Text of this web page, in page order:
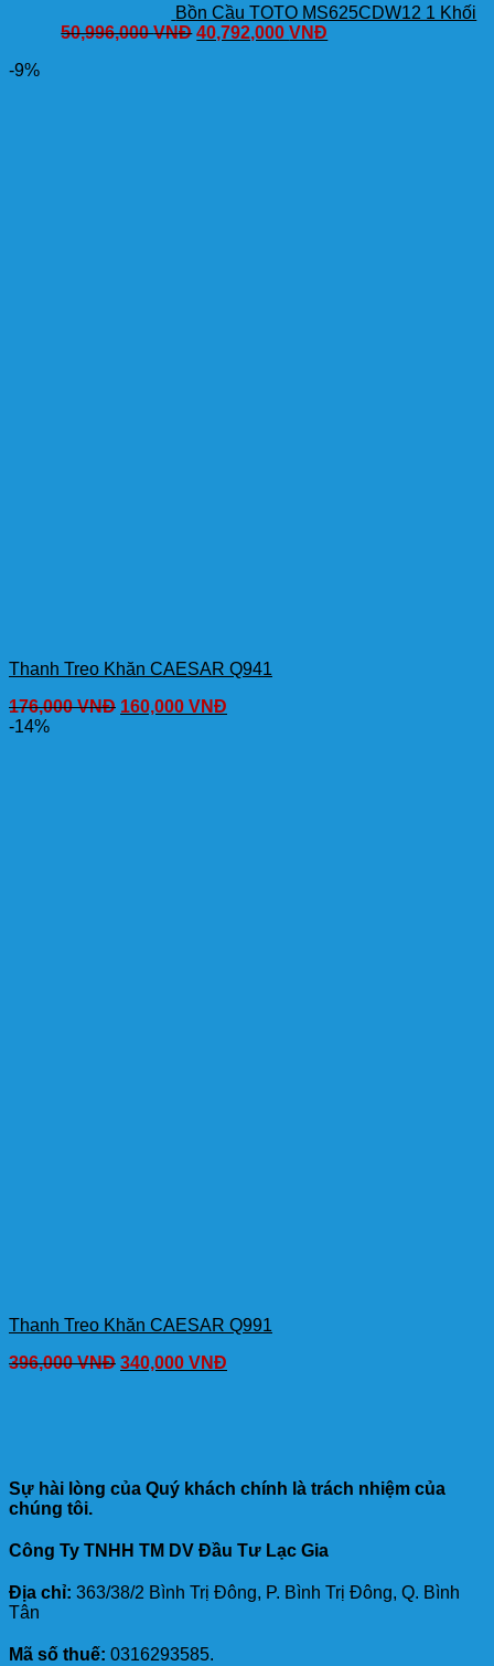
Bồn Cầu TOTO MS625CDW12 1 Khối
50,996,000VNĐ 40,792,000VNĐ
-9%
Thanh Treo Khăn CAESAR Q941
176,000VNĐ 160,000 VNĐ
-14%
Thanh Treo Khăn CAESAR Q991
396,000VNĐ 340,000 VNĐ
Sự hài lòng của Quý khách chính là trách nhiệm của
chúng tôi.
Công Ty TNHH TM DV Đầu Tư Lạc Gia
Địa chỉ: 363/38/2 Bình Trị Đông, P. Bình Trị Đông, Q. Bình
Tân
Mã số thuế: 0316293585.